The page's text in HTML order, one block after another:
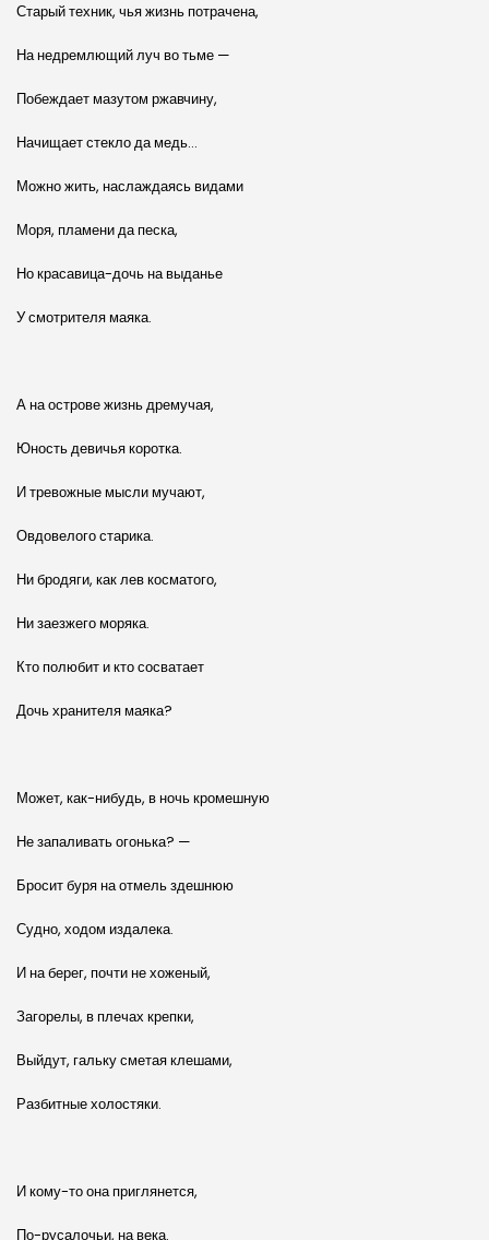
Старый техник, чья жизнь потрачена,
На недремлющий луч во тьме —
Побеждает мазутом ржавчину,
Начищает стекло да медь…
Можно жить, наслаждаясь видами
Моря, пламени да песка,
Но красавица-дочь на выданье
У смотрителя маяка.
А на острове жизнь дремучая,
Юность девичья коротка.
И тревожные мысли мучают,
Овдовелого старика.
Ни бродяги, как лев косматого,
Ни заезжего моряка.
Кто полюбит и кто сосватает
Дочь хранителя маяка?
Может, как-нибудь, в ночь кромешную
Не запаливать огонька? —
Бросит буря на отмель здешнюю
Судно, ходом издалека.
И на берег, почти не хоженый,
Загорелы, в плечах крепки,
Выйдут, гальку сметая клешами,
Разбитные холостяки.
И кому-то она приглянется,
По-русалочьи, на века.